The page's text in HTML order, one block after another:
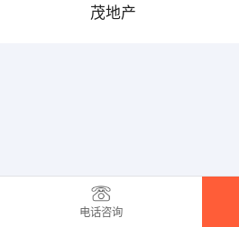
茂地产
电话咨询